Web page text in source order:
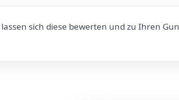
sich diese bewerten und zu Ihren